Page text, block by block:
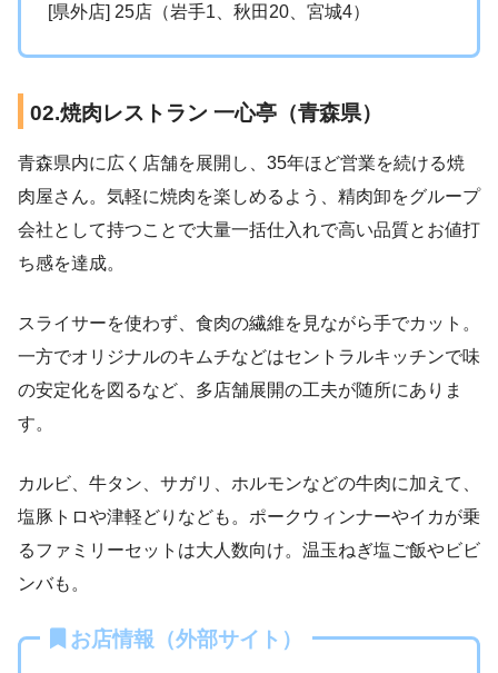
[県外店] 25店（岩手1、秋田20、宮城4）
02.焼肉レストラン 一心亭（青森県）
青森県内に広く店舗を展開し、35年ほど営業を続ける焼
肉屋さん。気軽に焼肉を楽しめるよう、精肉卸をグループ
会社として持つことで大量一括仕入れで高い品質とお値打
ち感を達成。
スライサーを使わず、食肉の繊維を見ながら手でカット。
一方でオリジナルのキムチなどはセントラルキッチンで味
の安定化を図るなど、多店舗展開の工夫が随所にありま
す。
カルビ、牛タン、サガリ、ホルモンなどの牛肉に加えて、
塩豚トロや津軽どりなども。ポークウィンナーやイカが乗
るファミリーセットは大人数向け。温玉ねぎ塩ご飯やビビ
ンバも。
お店情報（外部サイト）